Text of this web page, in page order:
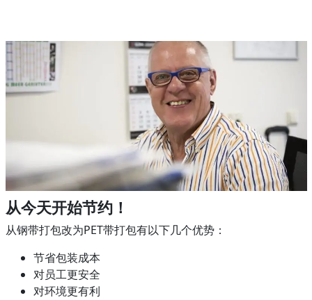
从今天开始节约！
从钢带打包改为PET带打包有以下几个优势：
节省包装成本
对员工更安全
对环境更有利